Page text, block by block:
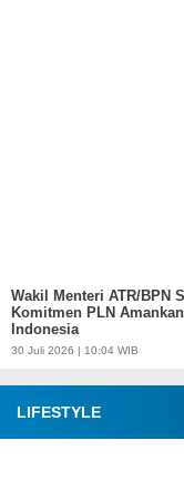
Wakil Menteri ATR/BPN
Komitmen PLN
Indonesia
30 Juli 2026 | 10:04 WIB
LIFESTYLE